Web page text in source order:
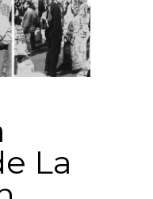
La